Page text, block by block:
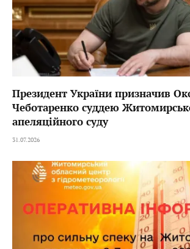
Президент України призначив
Чеботаренко суддею
апеляційного суду
31.07.2026